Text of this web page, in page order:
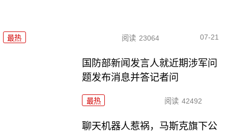
最热 阅读 23064 07-21
国防部新闻发言人就近期涉军问
题发布消息并答记者问
最热 阅读 42492
聊天机器人惹祸，马斯克旗下公